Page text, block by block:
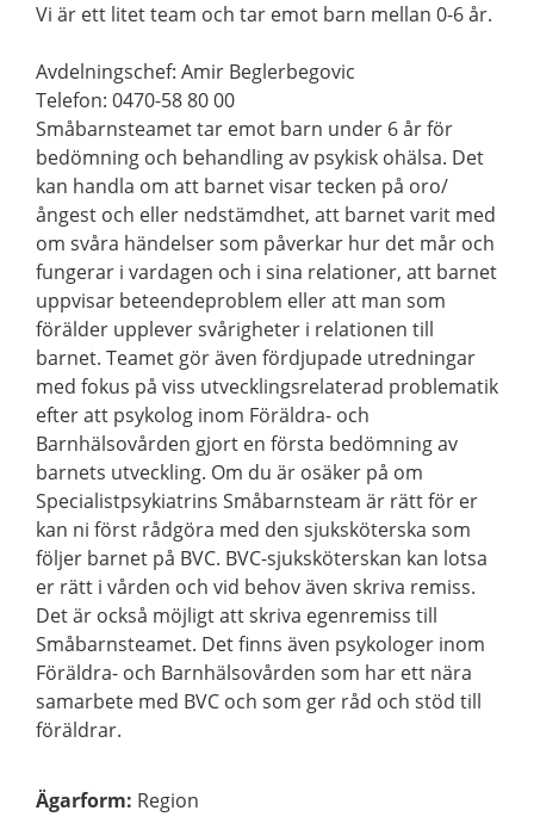
Vi är ett litet team och tar emot barn mellan 0-6 år.
Avdelningschef: Amir Beglerbegovic
Telefon: 0470-58 80 00
Småbarnsteamet tar emot barn under 6 år för
bedömning och behandling av psykisk ohälsa. Det
kan handla om att barnet visar tecken på oro/
ångest och eller nedstämdhet, att barnet varit med
om svåra händelser som påverkar hur det mår och
fungerar i vardagen och i sina relationer, att barnet
uppvisar beteendeproblem eller att man som
förälder upplever svårigheter i relationen till
barnet. Teamet gör även fördjupade utredningar
med fokus på viss utvecklingsrelaterad problematik
efter att psykolog inom Föräldra- och
Barnhälsovården gjort en första bedömning av
barnets utveckling. Om du är osäker på om
Specialistpsykiatrins Småbarnsteam är rätt för er
kan ni först rådgöra med den sjuksköterska som
följer barnet på BVC. BVC-sjuksköterskan kan lotsa
er rätt i vården och vid behov även skriva remiss.
Det är också möjligt att skriva egenremiss till
Småbarnsteamet. Det finns även psykologer inom
Föräldra- och Barnhälsovården som har ett nära
samarbete med BVC och som ger råd och stöd till
föräldrar.
Ägarform: Region